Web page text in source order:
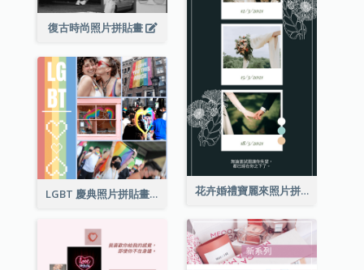
復古時尚照片拼貼畫
花卉婚禮寶麗來照片拼貼畫
LGBT 慶典照片拼貼畫